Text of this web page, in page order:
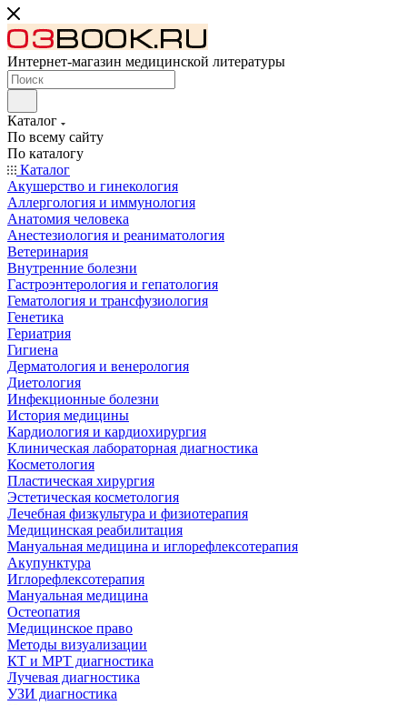
Интернет-магазин медицинской литературы
Каталог
По всему сайту
По каталогу
Каталог
Акушерство и гинекология
Аллергология и иммунология
Анатомия человека
Анестезиология и реаниматология
Ветеринария
Внутренние болезни
Гастроэнтерология и гепатология
Гематология и трансфузиология
Генетика
Гериатрия
Гигиена
Дерматология и венерология
Диетология
Инфекционные болезни
История медицины
Кардиология и кардиохирургия
Клиническая лабораторная диагностика
Косметология
Пластическая хирургия
Эстетическая косметология
Лечебная физкультура и физиотерапия
Медицинская реабилитация
Мануальная медицина и иглорефлексотерапия
Акупунктура
Иглорефлексотерапия
Мануальная медицина
Остеопатия
Медицинское право
Методы визуализации
КТ и МРТ диагностика
Лучевая диагностика
УЗИ диагностика